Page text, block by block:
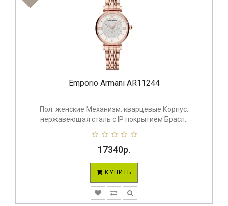
Emporio Armani AR11244
Пол: женские Механизм: кварцевые Корпус:
нержавеющая сталь с IP покрытием Брасл..
17340р.
КУПИТЬ